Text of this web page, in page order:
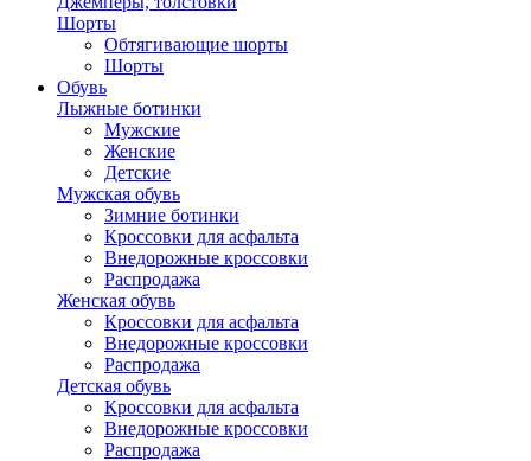
Шорты
Обтягивающие шорты
Шорты
Обувь
Лыжные ботинки
Мужские
Женские
Детские
Мужская обувь
Зимние ботинки
Кроссовки для асфальта
Внедорожные кроссовки
Распродажа
Женская обувь
Кроссовки для асфальта
Внедорожные кроссовки
Распродажа
Детская обувь
Кроссовки для асфальта
Внедорожные кроссовки
Распродажа